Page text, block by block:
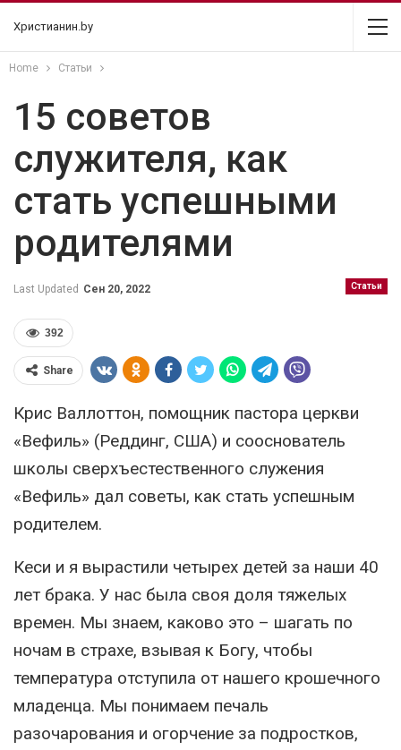
Христианин.by
Home Статьи
15 советов
служителя, как
стать успешными
родителями
Статьи
Last Updated Сен 20, 2022
392
Share
Крис Валлоттон, помощник пастора церкви
«Вефиль» (Реддинг, США) и сооснователь
школы сверхъестественного служения
«Вефиль» дал советы, как стать успешным
родителем.
Кеси и я вырастили четырех детей за наши 40
лет брака. У нас была своя доля тяжелых
времен. Мы знаем, каково это – шагать по
ночам в страхе, взывая к Богу, чтобы
температура отступила от нашего крошечного
младенца. Мы понимаем печаль
разочарования и огорчение за подростков,